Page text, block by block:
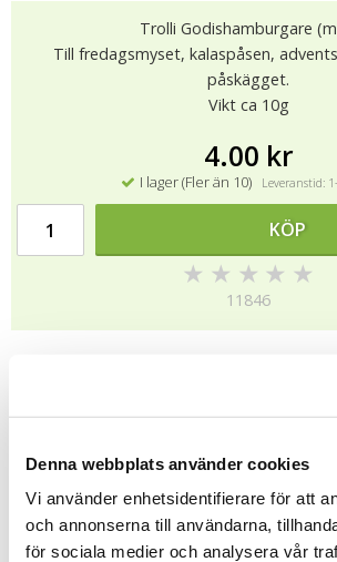
Denna webbplats använder cookies
Vi använder enhetsidentifierare för att
och annonserna till användarna,
för sociala medier och analysera vår
Trolli Godishamburgare
Till fredagsmyset, kalaspåsen,
påskägget.
Vikt ca 10g
4.00 kr
I lager (Fler än 10) Leveranstid:
KÖP
★ ★ ★ ★ ★
11846
Glukossirap, socker, gelatin, syror
geleringsmedel (pektin), färgande
spirulina), aromer, ytbehandlingsmedel
karnabuavax).
Tipsa